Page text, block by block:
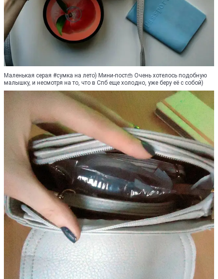
Маленькая серая #сумка на лето) Мини-пост👜 Очень хотелось подобную
малышку, и несмотря на то, что в Спб еще холодно, уже беру её с собой)